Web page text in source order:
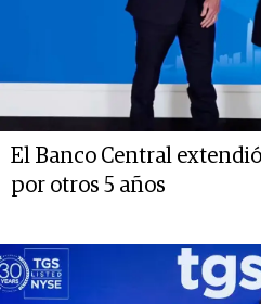
El Banco Central
por otros 5 años